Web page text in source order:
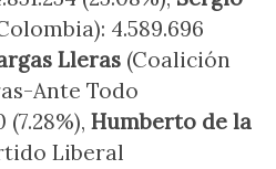
4.589.696
Lleras (Coalición
Ante Todo
Humberto de la
Liberal